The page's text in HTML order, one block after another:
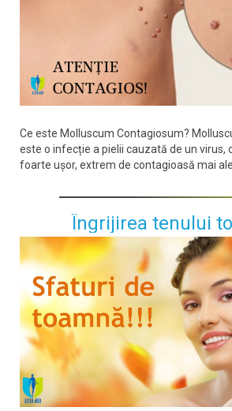
Ce este Molluscum Contagiosum?
este o infecție a pielii cauzată de un virus,
foarte ușor, extrem de contagioasă mai
Îngrijirea tenului